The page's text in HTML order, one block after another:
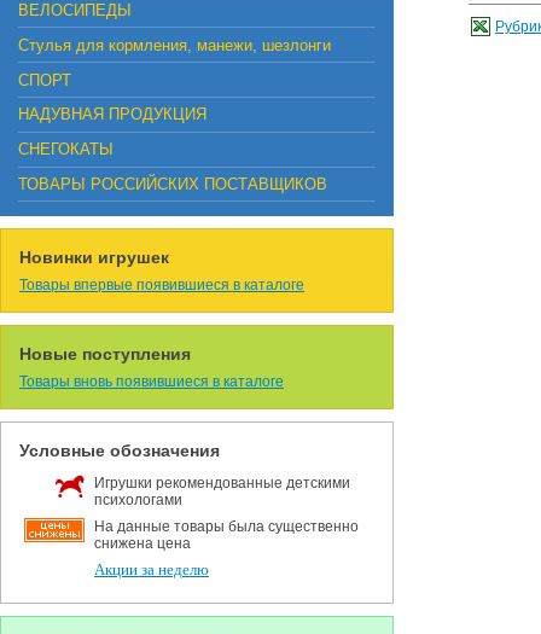
ВЕЛОСИПЕДЫ
Стулья для кормления, манежи, шезлонги
СПОРТ
НАДУВНАЯ ПРОДУКЦИЯ
СНЕГОКАТЫ
ТОВАРЫ РОССИЙСКИХ ПОСТАВЩИКОВ
Новинки игрушек
Товары впервые появившиеся в каталоге
Новые поступления
Товары вновь появившиеся в каталоге
Условные обозначения
Игрушки рекомендованные детскими
психологами
На данные товары была существенно
снижена цена
Акции за неделю